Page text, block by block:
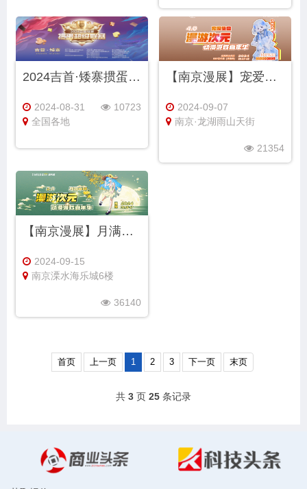
2024吉首·矮寨掼蛋超级联赛
2024-08-31
全国各地
10723
【南京漫展】宠爱集盒·漫游次元4.0 动漫游戏嘉年华
2024-09-07
南京·龙湖雨山天街
21354
【南京漫展】月满中秋·漫游次元3.0 动漫游戏嘉年华
2024-09-15
南京溧水海乐城6楼
36140
首页 上一页 1 2 3 下一页 末页
共 3 页 25 条记录